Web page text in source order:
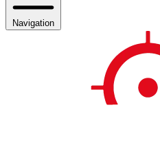
Navigation